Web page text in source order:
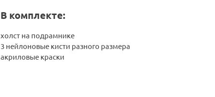
В комплекте:
холст на подрамнике
3 нейлоновые кисти разного размера
акриловые краски